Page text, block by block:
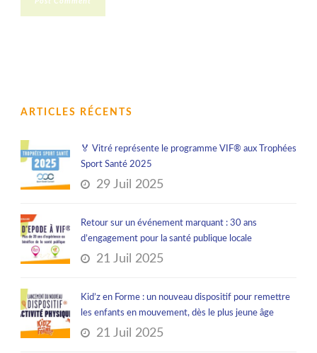
ARTICLES RÉCENTS
🏅 Vitré représente le programme VIF® aux Trophées
Sport Santé 2025
29 Juil 2025
Retour sur un événement marquant : 30 ans
d’engagement pour la santé publique locale
21 Juil 2025
Kid’z en Forme : un nouveau dispositif pour remettre
les enfants en mouvement, dès le plus jeune âge
21 Juil 2025